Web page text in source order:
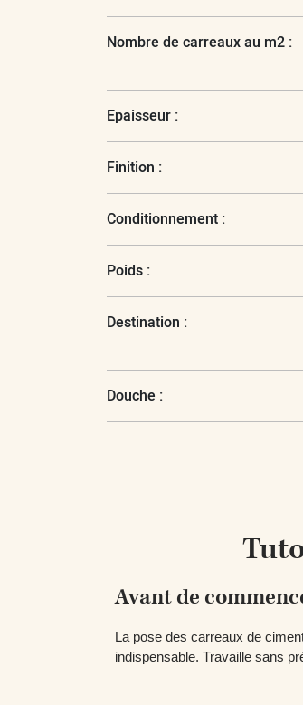
Nombre de carreaux au m2 :
Epaisseur :
Finition :
Conditionnement :
Poids :
Destination :
Douche :
Avant de
La pose des carreaux de
indispensable. Travaille sans